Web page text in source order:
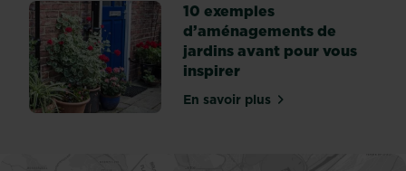
10 exemples
d’aménagements de
jardins avant pour vous
inspirer
En savoir plussur 10 exemples